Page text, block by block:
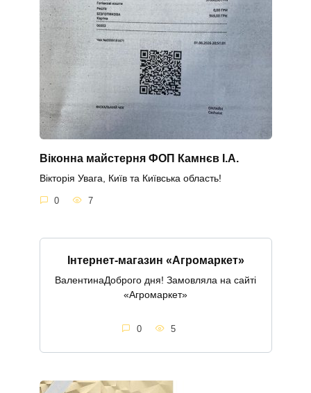
Віконна майстерня ФОП Камнєв І.А.
Вікторія Увага, Київ та Київська область!
0 7
Інтернет-магазин «Агромаркет»
ВалентинаДоброго дня! Замовляла на сайті
«Агромаркет»
0 5